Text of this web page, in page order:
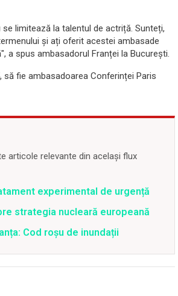
limitează la talentul de actriță. Sunteți,
și ați oferit acestei ambasade
a spus ambasadorul Franței la București.
fie ambasadoarea Conferinței Paris
articole relevante din același flux
experimental de urgență
strategia nucleară europeană
Cod roșu de inundații